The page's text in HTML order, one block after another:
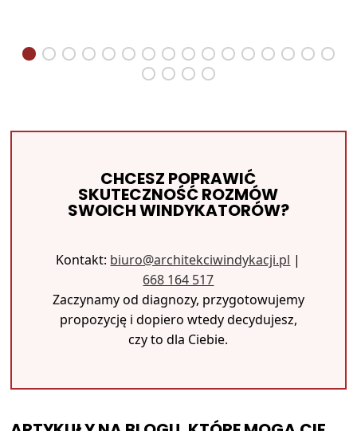
CHCESZ POPRAWIĆ
SKUTECZNOŚĆ ROZMÓW
SWOICH WINDYKATORÓW?
Kontakt: biuro@architekciwindykacji.pl |
668 164 517
Zaczynamy od diagnozy, przygotowujemy
propozycję i dopiero wtedy decydujesz,
czy to dla Ciebie.